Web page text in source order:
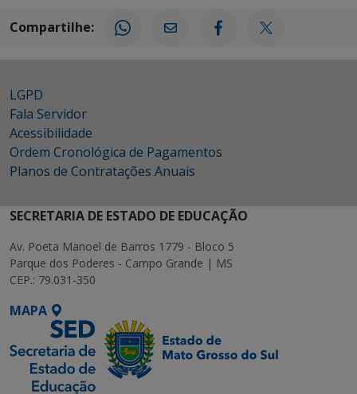
Compartilhe:
LGPD
Fala Servidor
Acessibilidade
Ordem Cronológica de Pagamentos
Planos de Contratações Anuais
SECRETARIA DE ESTADO DE EDUCAÇÃO
Av. Poeta Manoel de Barros 1779 - Bloco 5
Parque dos Poderes - Campo Grande | MS
CEP.: 79.031-350
MAPA